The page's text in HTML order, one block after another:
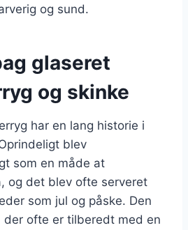
og sund.
glaseret
og skinke
har en lang historie i
blev
som en måde at
og det blev ofte serveret
som jul og påske. Den
der ofte er tilberedt med en